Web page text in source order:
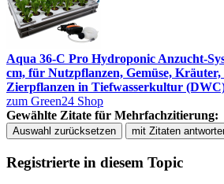
Aqua 36-C Pro Hydroponic Anzucht-
cm, für Nutzpflanzen, Gemüse, Kräuter,
Zierpflanzen in Tiefwasserkultur
zum Green24 Shop
Gewählte Zitate für Mehrfachzitierung:
Auswahl zurücksetzen mit Zitaten
Registrierte in diesem Topic